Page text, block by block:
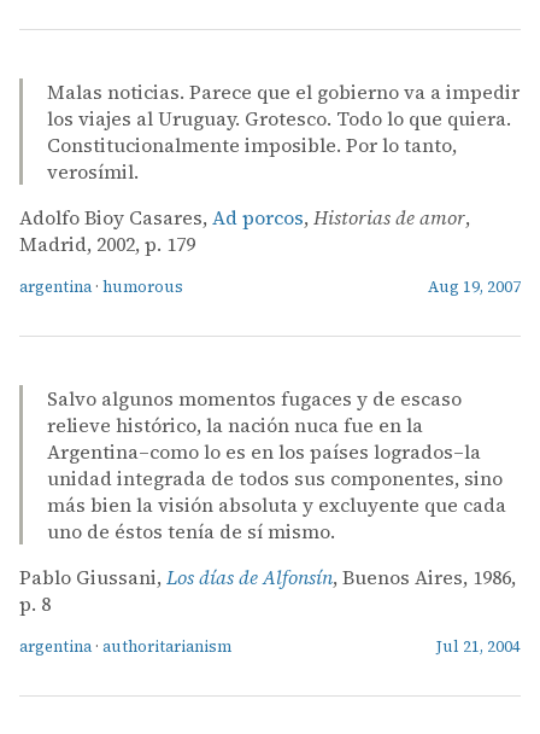
Malas noticias. Parece que el gobierno va a impedir
los viajes al Uruguay. Grotesco. Todo lo que quiera.
Constitucionalmente imposible. Por lo tanto,
verosímil.
Adolfo Bioy Casares, Ad porcos, Historias de amor,
Madrid, 2002, p. 179
argentina· humorous Aug 19, 2007
Salvo algunos momentos fugaces y de escaso
relieve histórico, la nación nuca fue en la
Argentina–como lo es en los países logrados–la
unidad integrada de todos sus componentes, sino
más bien la visión absoluta y excluyente que cada
uno de éstos tenía de sí mismo.
Pablo Giussani, Los días de Alfonsín, Buenos Aires, 1986,
p. 8
argentina· authoritarianism Jul 21, 2004